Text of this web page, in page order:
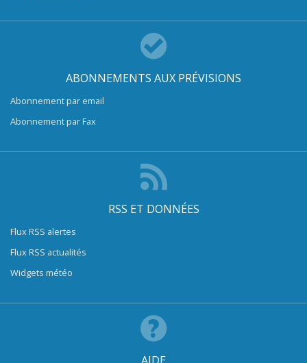
ABONNEMENTS AUX PRÉVISIONS
Abonnement par email
Abonnement par Fax
RSS ET DONNÉES
Flux RSS alertes
Flux RSS actualités
Widgets météo